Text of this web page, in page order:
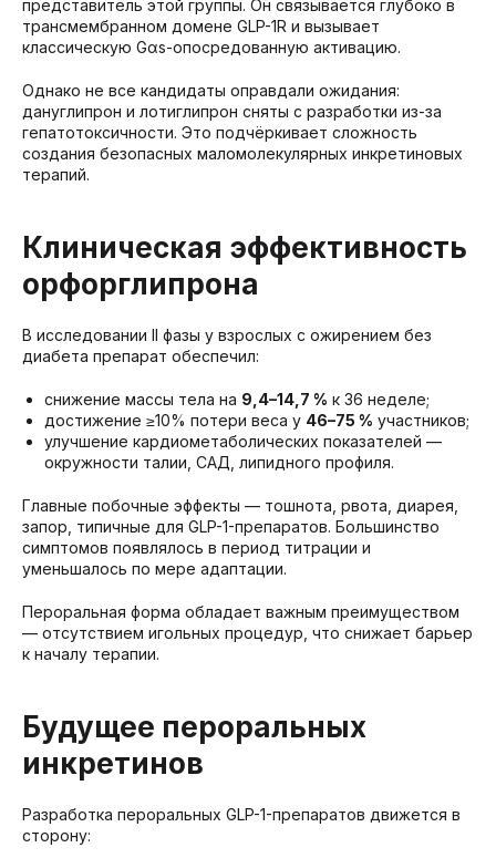
представитель этой группы. Он связывается глубоко в
трансмембранном домене GLP-1R и вызывает
классическую Gαs-опосредованную активацию.
Однако не все кандидаты оправдали ожидания:
дануглипрон и лотиглипрон сняты с разработки из-за
гепатотоксичности. Это подчёркивает сложность
создания безопасных маломолекулярных инкретиновых
терапий.
Клиническая эффективность
орфорглипрона
В исследовании II фазы у взрослых с ожирением без
диабета препарат обеспечил:
снижение массы тела на 9,4–14,7 % к 36 неделе;
достижение ≥10% потери веса у 46–75 % участников;
улучшение кардиометаболических показателей —
окружности талии, САД, липидного профиля.
Главные побочные эффекты — тошнота, рвота, диарея,
запор, типичные для GLP-1-препаратов. Большинство
симптомов появлялось в период титрации и
уменьшалось по мере адаптации.
Пероральная форма обладает важным преимуществом
— отсутствием игольных процедур, что снижает барьер
к началу терапии.
Будущее пероральных
инкретинов
Разработка пероральных GLP-1-препаратов движется в
сторону: